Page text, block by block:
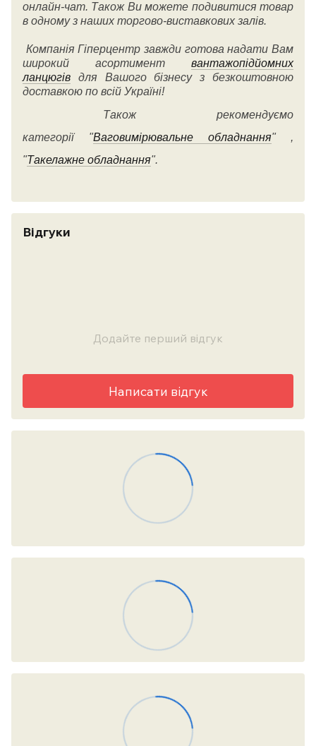
онлайн-чат. Також Ви можете подивитися товар
в одному з наших торгово-виставкових залів.
Компанія Гіперцентр завжди готова надати Вам
широкий асортимент вантажопідйомних
ланцюгів для Вашого бізнесу з безкоштовною
доставкою по всій Україні!
Також рекомендуємо
категорії"Ваговимірювальне обладнання" ,
"Такелажне обладнання".
Відгуки
Додайте перший відгук
Написати відгук